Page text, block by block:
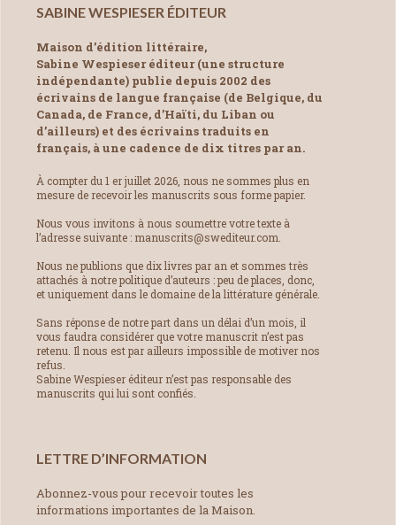
SABINE WESPIESER ÉDITEUR
Maison d’édition littéraire,
Sabine Wespieser éditeur (une structure
indépendante) publie depuis 2002 des
écrivains de langue française (de Belgique, du
Canada, de France, d’Haïti, du Liban ou
d’ailleurs) et des écrivains traduits en
français, à une cadence de dix titres par an.
À compter du 1 er juillet 2026, nous ne sommes plus en
mesure de recevoir les manuscrits sous forme papier.
Nous vous invitons à nous soumettre votre texte à
l’adresse suivante : manuscrits@swediteur.com.
Nous ne publions que dix livres par an et sommes très
attachés à notre politique d’auteurs : peu de places, donc,
et uniquement dans le domaine de la littérature générale.
Sans réponse de notre part dans un délai d’un mois, il
vous faudra considérer que votre manuscrit n’est pas
retenu. Il nous est par ailleurs impossible de motiver nos
refus.
Sabine Wespieser éditeur n’est pas responsable des
manuscrits qui lui sont confiés.
LETTRE D’INFORMATION
Abonnez-vous pour recevoir toutes les
informations importantes de la Maison.